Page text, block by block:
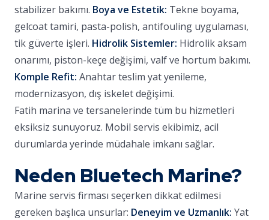
stabilizer bakımı. Boya ve Estetik: Tekne boyama,
gelcoat tamiri, pasta-polish, antifouling uygulaması,
tik güverte işleri. Hidrolik Sistemler: Hidrolik aksam
onarımı, piston-keçe değişimi, valf ve hortum bakımı.
Komple Refit: Anahtar teslim yat yenileme,
modernizasyon, dış iskelet değişimi.
Fatih marina ve tersanelerinde tüm bu hizmetleri
eksiksiz sunuyoruz. Mobil servis ekibimiz, acil
durumlarda yerinde müdahale imkanı sağlar.
Neden Bluetech Marine?
Marine servis firması seçerken dikkat edilmesi
gereken başlıca unsurlar: Deneyim ve Uzmanlık: Yat